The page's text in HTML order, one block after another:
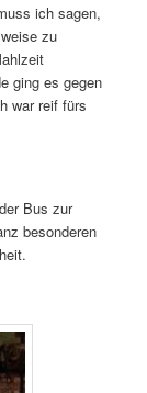
ich sagen,
zu
ging es gegen
war reif fürs
Bus zur
besonderen